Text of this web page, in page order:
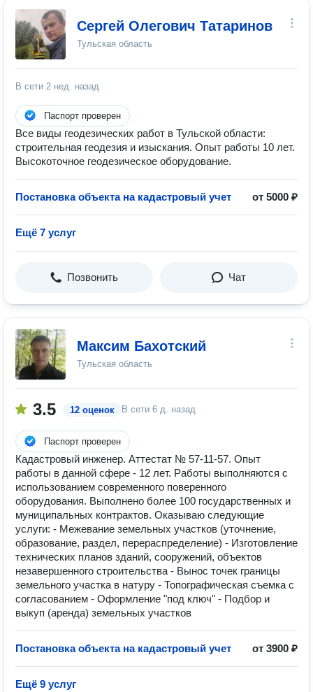
Сергей Олегович Татаринов
Тульская область
В сети 2 нед. назад
Паспорт проверен
Все виды геодезических работ в Тульской области:
строительная геодезия и изыскания. Опыт работы 10 лет.
Высокоточное геодезическое оборудование.
Постановка объекта на кадастровый учет от 5000 ₽
Ещё 7 услуг
Позвонить Чат
Максим Бахотский
Тульская область
3.5 12 оценок В сети 6 д. назад
Паспорт проверен
Кадастровый инженер. Аттестат № 57-11-57. Опыт
работы в данной сфере - 12 лет. Работы выполняются с
использованием современного поверенного
оборудования. Выполнено более 100 государственных и
муниципальных контрактов. Оказываю следующие
услуги: - Межевание земельных участков (уточнение,
образование, раздел, перераспределение) - Изготовление
технических планов зданий, сооружений, объектов
незавершенного строительства - Вынос точек границы
земельного участка в натуру - Топографическая съемка с
согласованием - Оформление "под ключ" - Подбор и
выкуп (аренда) земельных участков
Постановка объекта на кадастровый учет от 3900 ₽
Ещё 9 услуг